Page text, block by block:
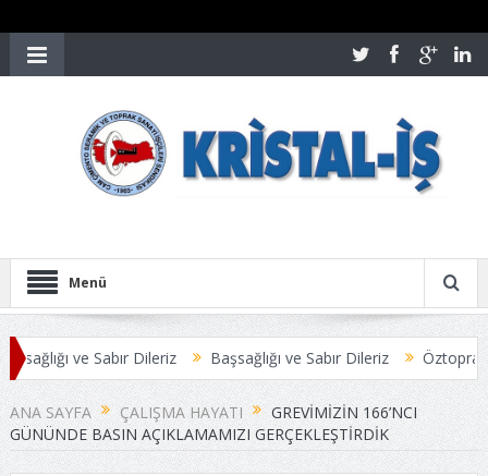
Menü
Dileriz Başsağlığı ve Sabır Dileriz
Öztoprak-İş Yöneticileri
Üyelerimize Duyuru
ANA SAYFA ÇALIŞMA HAYATI
GREVIMIZIN 166’NCI
GÜNÜNDE BASIN AÇIKLAMAMIZI GERÇEKLEŞTIRDIK